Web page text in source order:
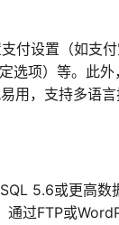
付设置（如支
选项）等。此
用，支持多语
5.6或更高数
通过FTP或